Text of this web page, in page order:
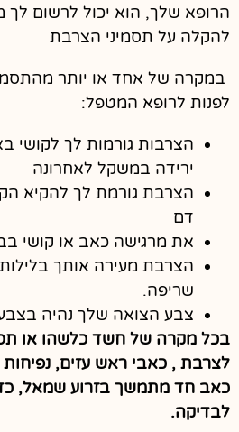
הרופא שלך, הוא יכול לרשום
להקלה על תסמיני הצרבת
במקרה של אחד או יותר
לפנות לרופא המטפל:
הצרבות גורמות לך לקושי
ירידה במשקל לאחרונה
הצרבת גורמת לך להקיא
דם
את מרגישה כאב או קושי
הצרבת מעירה אותך
שריפה.
צבע הצואה שלך נהיה
בכל מקרה של חשד כלשהו או
לצרבת , כאבי ראש עזים, נפיחות
כאב חד מתמשך בזרוע שמאל,
לבדיקה.